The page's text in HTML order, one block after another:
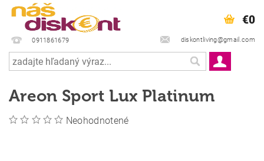
0911861679 diskontliving@gmail.com
€0
Areon Sport Lux Platinum
Neohodnotené